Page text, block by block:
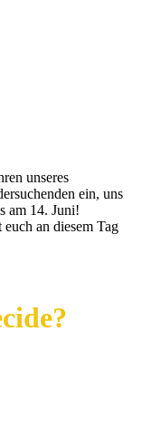
unseres
ein, uns
am 14. Juni!
an diesem Tag